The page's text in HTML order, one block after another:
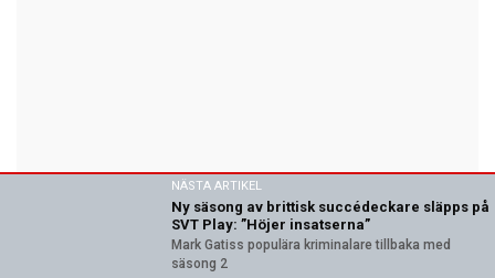
NÄSTA ARTIKEL
Ny säsong av brittisk succédeckare släpps på
SVT Play: ”Höjer insatserna”
Mark Gatiss populära kriminalare tillbaka med
säsong 2